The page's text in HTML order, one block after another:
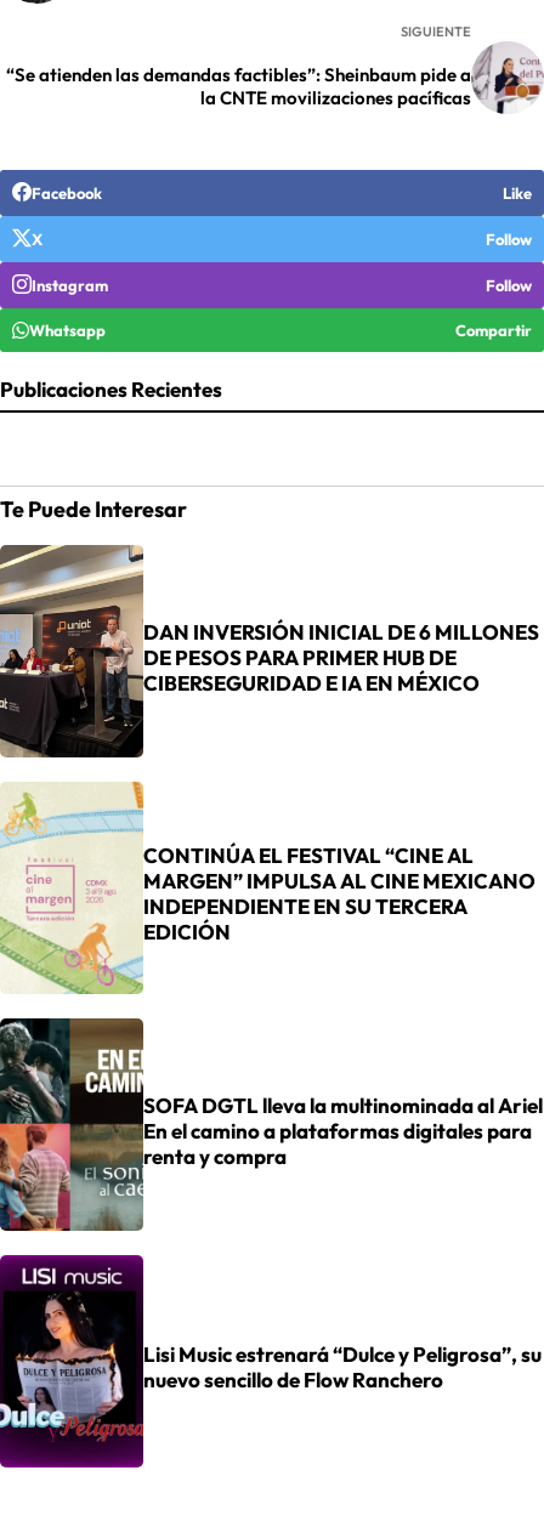
SIGUIENTE
“Se atienden las demandas factibles”: Sheinbaum pide a
la CNTE movilizaciones pacíficas
Facebook Like
X Follow
Instagram Follow
Whatsapp Compartir
Publicaciones Recientes
Te Puede Interesar
DAN INVERSIÓN INICIAL DE 6 MILLONES
DE PESOS PARA PRIMER HUB DE
CIBERSEGURIDAD E IA EN MÉXICO
CONTINÚA EL FESTIVAL “CINE AL
MARGEN” IMPULSA AL CINE MEXICANO
INDEPENDIENTE EN SU TERCERA
EDICIÓN
SOFA DGTL lleva la multinominada al Ariel
En el camino a plataformas digitales para
renta y compra
Lisi Music estrenará “Dulce y Peligrosa”, su
nuevo sencillo de Flow Ranchero